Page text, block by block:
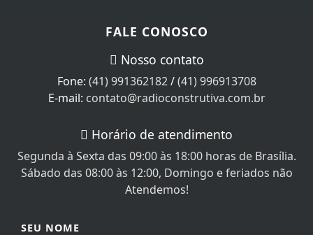
FALE CONOSCO
Nosso contato
Fone: (41) 991362182/(41) 996913708
E-mail: contato@radioconstrutiva.com.br
Horário de atendimento
Segunda à Sexta das 09:00 às 18:00 horas de Brasília.
Sábado das 08:00 às 12:00, Domingo e feriados não
Atendemos!
SEU NOME